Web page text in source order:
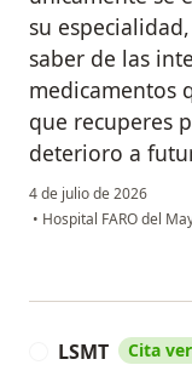
su
saber de las
medicamentos
que recuperes
deterioro a
4 de julio de 2026
• Hospital FARO del
LSMT Cita